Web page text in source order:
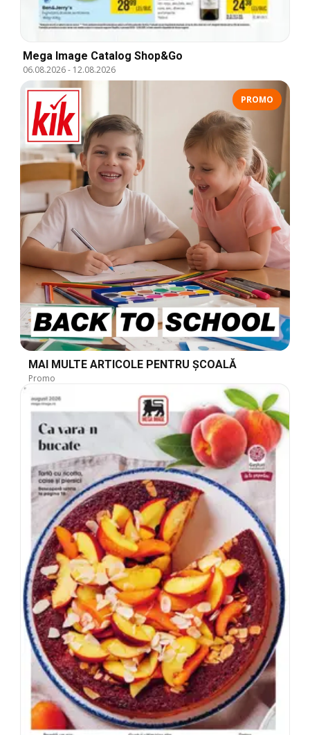
Mega Image Catalog Shop&Go
06.08.2026- 12.08.2026
PROMO
MAI MULTE ARTICOLE PENTRU ȘCOALĂ
Promo